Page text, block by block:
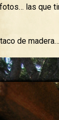
fotos… las que
de